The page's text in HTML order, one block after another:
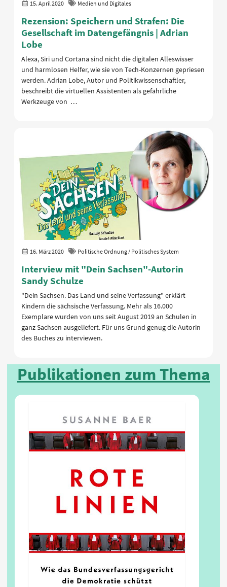
15. April 2020 Medien und Digitales
Rezension: Speichern und Strafen: Die
Gesellschaft im Datengefängnis | Adrian
Lobe
Alexa, Siri und Cortana sind nicht die digitalen Alleswisser
und harmlosen Helfer, wie sie von Tech-Konzernen gepriesen
werden. Adrian Lobe, Autor und Politikwissenschaftler,
beschreibt die virtuellen Assistenten als gefährliche
Werkzeuge von …
16. März 2020 Politische Ordnung / Politisches System
Interview mit "Dein Sachsen"-Autorin
Sandy Schulze
"Dein Sachsen. Das Land und seine Verfassung" erklärt
Kindern die sächsische Verfassung. Mehr als 16.000
Exemplare wurden von uns seit August 2019 an Schulen in
ganz Sachsen ausgeliefert. Für uns Grund genug die Autorin
des Buches zu interviewen.
Publikationen zum Thema